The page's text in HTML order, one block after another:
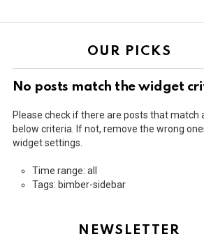
OUR PICKS
No posts match the widget
Please check if there are posts that match
below criteria. If not, remove the wrong
widget settings.
Time range: all
Tags: bimber-sidebar
NEWSLETTER